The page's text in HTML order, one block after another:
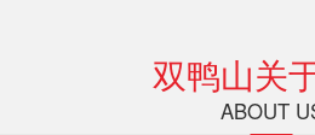
双鸭山关
ABOUT